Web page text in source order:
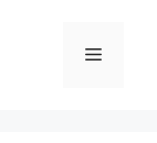
메